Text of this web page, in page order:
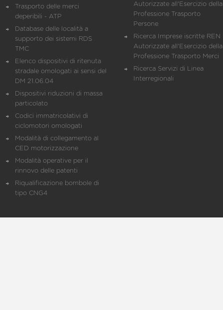
Trasporto delle merci
deperibili - ATP
Database delle località a
supporto dei sistemi RDS
TMC
Elenco dispositivi di ritenuta
stradale omologati ai sensi del
DM 21.06.04
Dispositivi riduzioni di massa
particolato
Codici immatricolativi di
ciclomotori omologati
Modalità di collegamento al
CED motorizzazione
Modalità operative per il
rinnovo delle patenti
Riqualificazione bombole di
tipo CNG4
Autorizzate all'Esercizio della
Professione Trasporto
Persone
Ricerca Imprese iscritte REN
Autorizzate all'Esercizio della
Professione Trasporto Merci
Ricerca Servizi di Linea
Interregionali